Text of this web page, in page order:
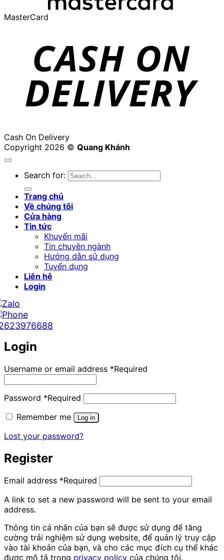
MasterCard
Cash On Delivery
Copyright 2026 © Quang Khánh
Search for:
Trang chủ
Về chúng tôi
Cửa hàng
Tin tức
Khuyến mãi
Tin chuyên ngành
Hướng dẫn sử dụng
Tuyển dụng
Liên hệ
Login
Login
Username or email address *Required
Password *Required
Remember me
Log in
Lost your password?
Register
Email address *Required
A link to set a new password will be sent to your email
address.
Thông tin cá nhân của bạn sẽ được sử dụng để tăng
cường trải nghiệm sử dụng website, để quản lý truy cập
vào tài khoản của bạn, và cho các mục đích cụ thể khác
được mô tả trong privacy policy của chúng tôi.